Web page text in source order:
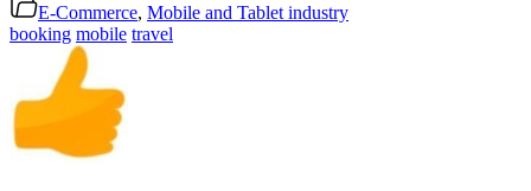
E-Commerce, Mobile and Tablet industry
booking mobile travel